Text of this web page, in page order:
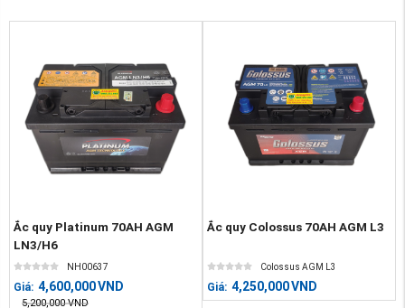
Ắc quy Platinum 70AH AGM
LN3/H6
NH00637
Giá: 4,600,000VND
5,200,000 VND
Ắc quy Colossus 70AH AGM L3
Colossus AGM L3
Giá: 4,250,000VND